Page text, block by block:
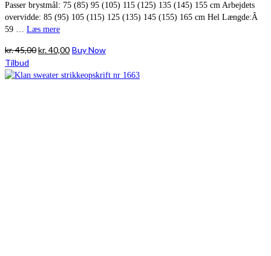
Passer brystmål: 75 (85) 95 (105) 115 (125) 135 (145) 155 cm Arbejdets
overvidde: 85 (95) 105 (115) 125 (135) 145 (155) 165 cm Hel Længde:Â
59 … Læs mere
kr.45,00Den
pris
kr.40,00Den
pris
Buy Now
Tilbud